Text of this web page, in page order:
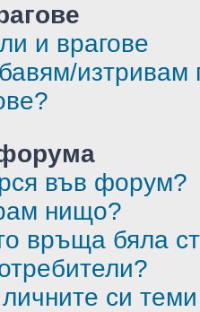
и врагове
изтривам
във форум?
нищо?
връща бяла
си